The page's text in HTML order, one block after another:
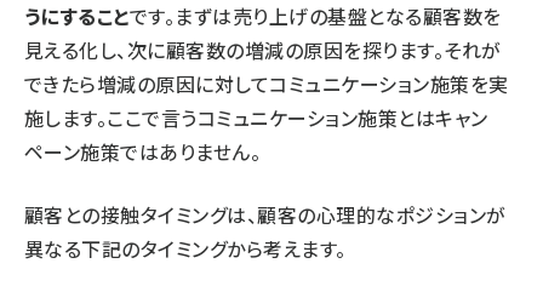
うにすることです。まずは売り上げの基盤となる顧客数を
見える化し、次に顧客数の増減の原因を探ります。それが
できたら増減の原因に対してコミュニケーション施策を実
施します。ここで言うコミュニケーション施策とはキャン
ペーン施策ではありません。
顧客との接触タイミングは、顧客の心理的なポジションが
異なる下記のタイミングから考えます。